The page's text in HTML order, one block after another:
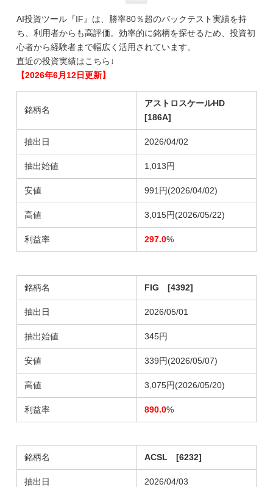
AI投資ツール『IF』は、勝率80％超のバックテスト実績を持
ち、利用者からも高評価。効率的に銘柄を探せるため、投資初
心者から経験者まで幅広く活用されています。
直近の投資実績はこちら↓
【2026年6月12日更新】
銘柄名
アストロスケールHD
[186A]
抽出日 2026/04/02
抽出始値 1,013円
安値 991円(2026/04/02)
高値 3,015円(2026/05/22)
利益率 297.0%
銘柄名 FIG [4392]
抽出日 2026/05/01
抽出始値 345円
安値 339円(2026/05/07)
高値 3,075円(2026/05/20)
利益率 890.0%
銘柄名 ACSL [6232]
抽出日 2026/04/03